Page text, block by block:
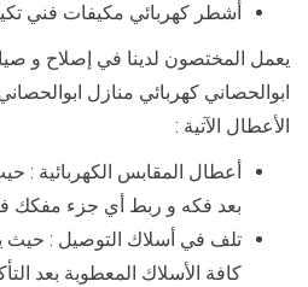
أشطر كهربائي مكيفات فني
يعمل المختصون لدينا في إصلاح و
ابوالحصاني كهربائي منازل
الأعطال الآتية :
أعطال المقابس الكهربائية
بعد فكه و ربط أي جزء مفكك
تلف في أسلاك التوصيل : حيث
كافة الأسلاك المعطوبة بعد